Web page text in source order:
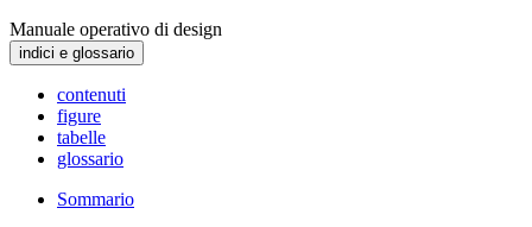
Manuale operativo di design
indici e glossario
contenuti
figure
tabelle
glossario
Sommario